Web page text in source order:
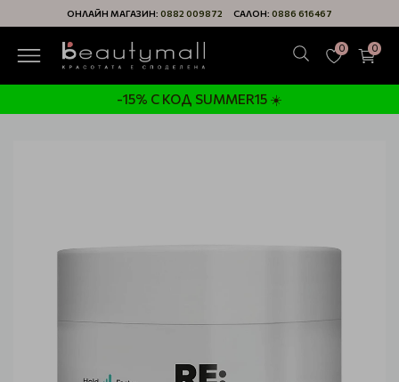
ОНЛАЙН МАГАЗИН: 0882 009872 САЛОН: 0886 616467
0 0
-15% С КОД SUMMER15 ☀️